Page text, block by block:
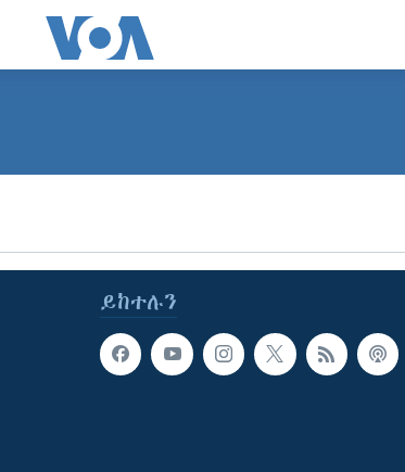
ይድረሰኝ / ይላክልኝ
ይከተሉን